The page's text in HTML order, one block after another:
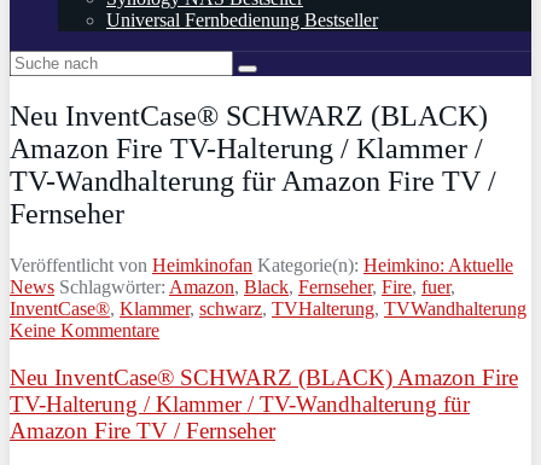
Universal Fernbedienung Bestseller
Neu InventCase® SCHWARZ (BLACK)
Amazon Fire TV-Halterung / Klammer /
TV-Wandhalterung für Amazon Fire TV /
Fernseher
Veröffentlicht von Heimkinofan Kategorie(n): Heimkino: Aktuelle
News Schlagwörter: Amazon, Black, Fernseher, Fire, fuer,
InventCase®, Klammer, schwarz, TVHalterung, TVWandhalterung
Keine Kommentare
Neu InventCase® SCHWARZ (BLACK) Amazon Fire
TV-Halterung / Klammer / TV-Wandhalterung für
Amazon Fire TV / Fernseher